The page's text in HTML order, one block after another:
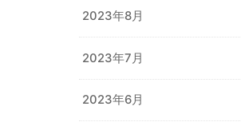
2023年8月
2023年7月
2023年6月